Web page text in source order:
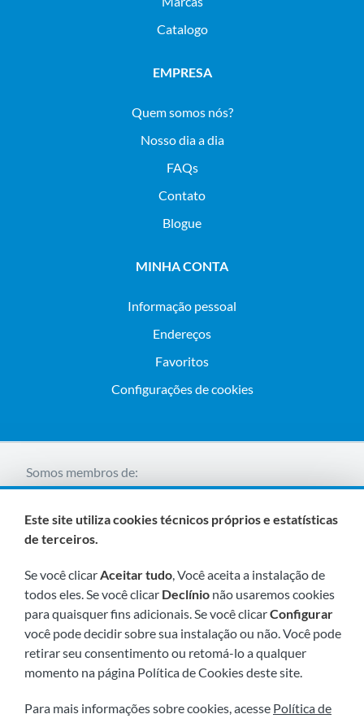
Catalogo
EMPRESA
Quem somos nós?
Nosso dia a dia
FAQs
Contato
Blogue
MINHA CONTA
Informação pessoal
Endereços
Favoritos
Configurações de cookies
Somos membros de:
Visite-nos em breve em:
Este site utiliza cookies técnicos próprios e estatísticas
de terceiros.
Se você clicarAceitar tudo, Você aceita a instalação de
todos eles. Se você clicar Declínio não usaremos cookies
para quaisquer fins adicionais. Se você clicarConfigurar
você pode decidir sobre sua instalação ou não. Você pode
retirar seu consentimento ou retomá-lo a qualquer
momento na página Política de Cookies deste site.
Para mais informações sobre cookies, acesse Política de